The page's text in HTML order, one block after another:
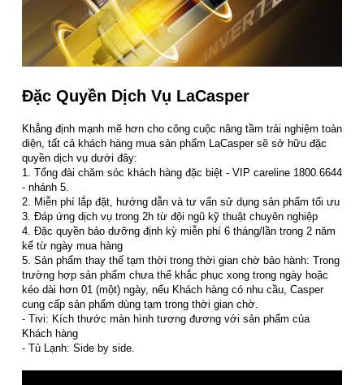
Đặc Quyền Dịch Vụ LaCasper
Khẳng định mạnh mẽ hơn cho công cuộc nâng tầm trải nghiệm toàn
diện, tất cả khách hàng mua sản phẩm LaCasper sẽ sở hữu đặc
quyền dịch vụ dưới đây:
1. Tổng đài chăm sóc khách hàng đặc biệt - VIP careline 1800.6644
- nhánh 5.
2. Miễn phí lắp đặt, hướng dẫn và tư vấn sử dụng sản phẩm tối ưu
3. Đáp ứng dịch vụ trong 2h từ đội ngũ kỹ thuật chuyên nghiệp
4. Đặc quyền bảo dưỡng định kỳ miễn phí 6 tháng/lần trong 2 năm
kể từ ngày mua hàng
5. Sản phẩm thay thế tạm thời trong thời gian chờ bảo hành: Trong
trường hợp sản phẩm chưa thể khắc phục xong trong ngày hoặc
kéo dài hơn 01 (một) ngày, nếu Khách hàng có nhu cầu, Casper
cung cấp sản phẩm dùng tạm trong thời gian chờ.
- Tivi: Kích thước màn hình tương đương với sản phẩm của
Khách hàng
- Tủ Lạnh: Side by side.